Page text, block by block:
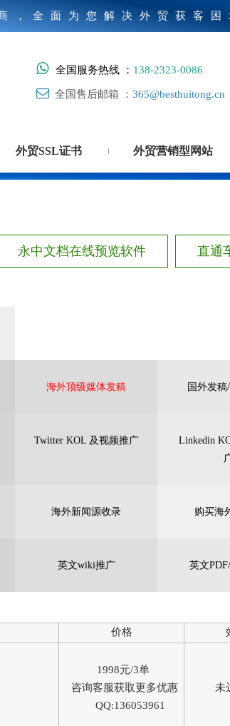
，全面为您解决外贸获客困
 全国服务热线 ： 138-2323-0086
 全国售后邮箱 ： 365@besthuitong.cn
外贸SSL证书 外贸营销型网站
永中文档在线预览软件 直通
海外顶级媒体发稿 国外发
Twitter KOL 及视频推广
Linkedin
海外新闻源收录 购买海
英文wiki推广 英文
价格
1998元/3单
咨询客服获取更多优惠
QQ:136053961
未